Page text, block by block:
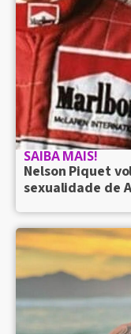
SAIBA MAIS!
Nelson Piquet
sexualidade de